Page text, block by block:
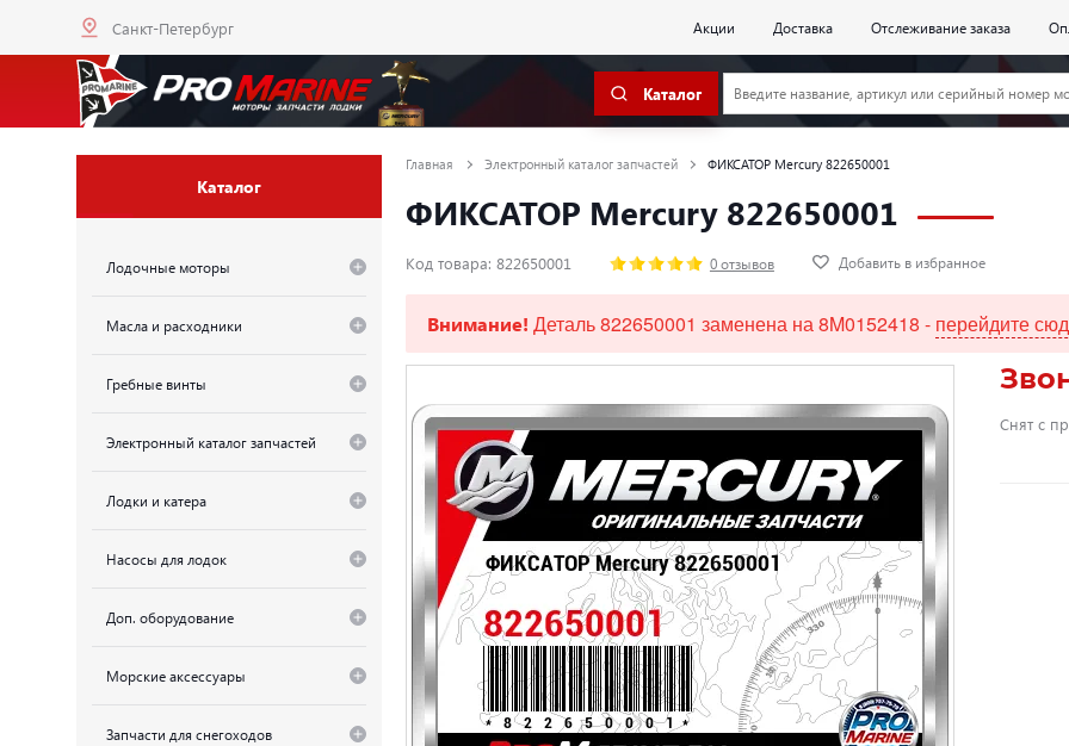
Санкт-Петербург Акции Доставка Отслеживание заказа
Каталог
Каталог
Лодочные моторы
Масла и расходники
Гребные винты
Электронный каталог запчастей
Лодки и катера
Насосы для лодок
Доп. оборудование
Морские аксессуары
Запчасти для снегоходов
Главная Электронный каталог запчастей ФИКСАТОР Mercury 822650001
ФИКСАТОР Mercury 822650001
Код товара: 822650001 0 отзывов Добавить в избранное
Внимание! Деталь 822650001 заменена на 8M0152418 - перейдите
Снят с